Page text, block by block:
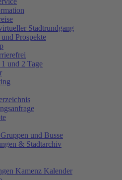
Stadtrundgang
Prospekte
und 2 Tage
und Busse
& Stadtarchiv
Kamenz Kalender